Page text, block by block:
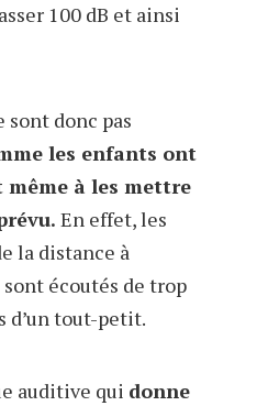
100 dB et ainsi
donc pas
les enfants ont
même à les mettre
En effet, les
la distance à
écoutés de trop
d’un tout-petit.
auditive qui donne